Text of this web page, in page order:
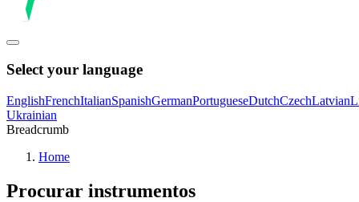
Select your language
EnglishFrenchItalianSpanishGermanPortugueseDutchCzechLatvian
Ukrainian
Breadcrumb
Home
Procurar instrumentos